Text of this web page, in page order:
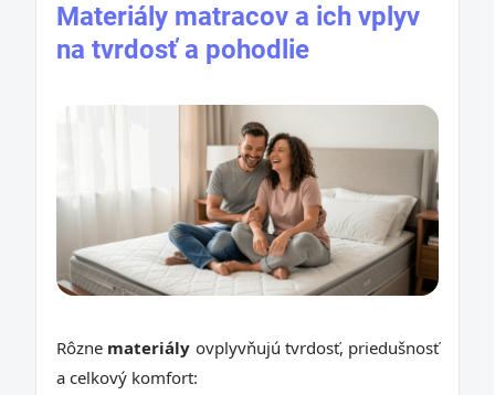
Materiály matracov a ich vplyv
na tvrdosť a pohodlie
Rôzne materiály ovplyvňujú tvrdosť, priedušnosť
a celkový komfort: